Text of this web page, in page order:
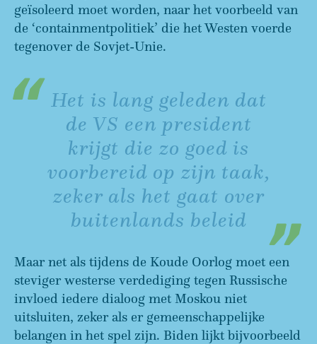
geïsoleerd moet worden, naar het voorbeeld van
de ‘containmentpolitiek’ die het Westen voerde
tegenover de Sovjet-Unie.
Het is lang geleden dat
de VS een president
krijgt die zo goed is
voorbereid op zijn taak,
zeker als het gaat over
buitenlands beleid
Maar net als tijdens de Koude Oorlog moet een
steviger westerse verdediging tegen Russische
invloed iedere dialoog met Moskou niet
uitsluiten, zeker als er gemeenschappelijke
belangen in het spel zijn. Biden lijkt bijvoorbeeld